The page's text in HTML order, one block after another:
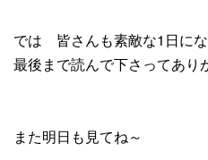
では 皆さんも素敵な1日に
最後まで読んで下さってあり
また明日も見てね～